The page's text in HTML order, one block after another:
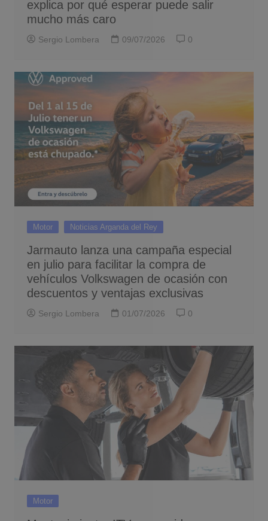
explica por qué esperar puede salir
mucho más caro
Sergio Lombera 09/07/2026 0
Motor Noticias Arganda del Rey
Jarmauto lanza una campaña especial
en julio para facilitar la compra de
vehículos Volkswagen de ocasión con
descuentos y ventajas exclusivas
Sergio Lombera 01/07/2026 0
Motor